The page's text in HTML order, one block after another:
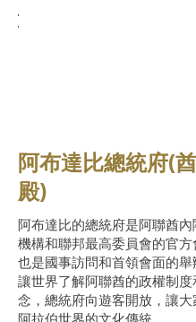
阿布達比總統府(
殿)
阿布達比的總統府是阿聯酋內
機構和聯邦最高委員會的官方
也是國事訪問和首領會面的舉
讓世界了解阿聯酋的政權制度
念，總統府向遊客開放，讓